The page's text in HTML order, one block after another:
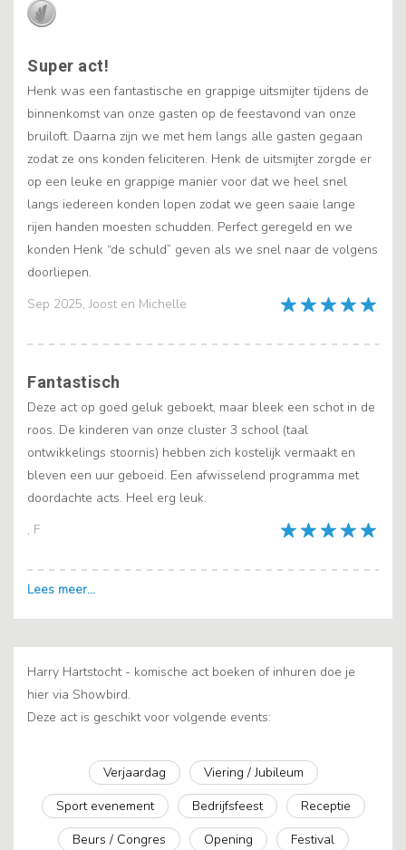
Sep 2025, Joost en Michelle
Super act!
Henk was een fantastische en grappige uitsmijter tijdens de
binnenkomst van onze gasten op de feestavond van onze
bruiloft. Daarna zijn we met hem langs alle gasten gegaan
zodat ze ons konden feliciteren. Henk de uitsmijter zorgde er
op een leuke en grappige manier voor dat we heel snel
langs iedereen konden lopen zodat we geen saaie lange
rijen handen moesten schudden. Perfect geregeld en we
konden Henk “de schuld” geven als we snel naar de volgens
doorliepen.
, F
Fantastisch
Deze act op goed geluk geboekt, maar bleek een schot in de
roos. De kinderen van onze cluster 3 school (taal
ontwikkelings stoornis) hebben zich kostelijk vermaakt en
bleven een uur geboeid. Een afwisselend programma met
doordachte acts. Heel erg leuk.
Harry Hartstocht - komische act boeken of inhuren doe je
hier via Showbird.
Deze act is geschikt voor volgende events:
Verjaardag
Viering / Jubileum
Sport evenement
Bedrijfsfeest
Receptie
Beurs / Congres
Opening
Festival